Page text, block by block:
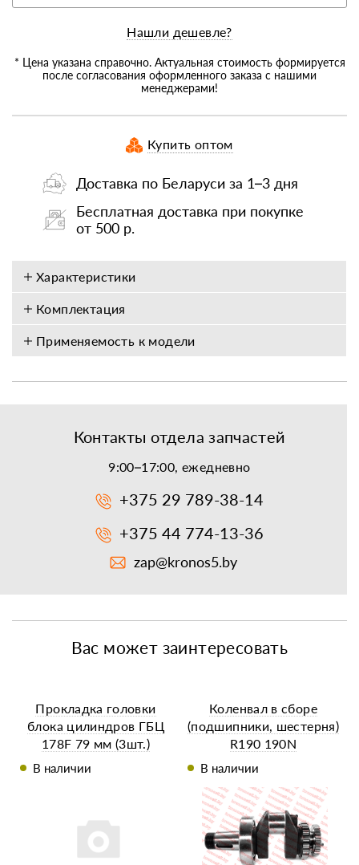
Нашли дешевле?
* Цена указана справочно. Актуальная стоимость формируется
после согласования оформленного заказа с нашими
менеджерами!
Купить оптом
Доставка по Беларуси за 1–3 дня
Бесплатная доставка при покупке
от 500 р.
Характеристики
Комплектация
Применяемость к модели
Контакты отдела запчастей
9:00–17:00, ежедневно
+375 29 789-38-14
+375 44 774-13-36
zap@kronos5.by
Вас может заинтересовать
Прокладка головки
блока цилиндров ГБЦ
178F 79 мм (3шт.)
В наличии
Коленвал в сборе
(подшипники, шестерня)
R190 190N
В наличии